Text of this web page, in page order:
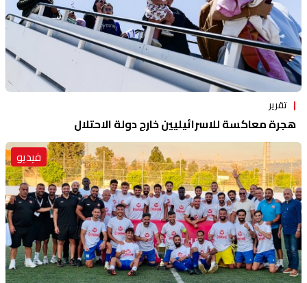
تقرير
هجرة معاكسة للاسرائيليين خارج دولة الاحتلال
فيديو